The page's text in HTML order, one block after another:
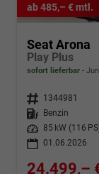
ab 485,– € mtl.
Seat Arona
Play Plus
sofort lieferbar
Fahrzeugnr. 1344981
Kraftstoff
Benzin
Leistung
85 kW (116
01.06.2026
24.499,–